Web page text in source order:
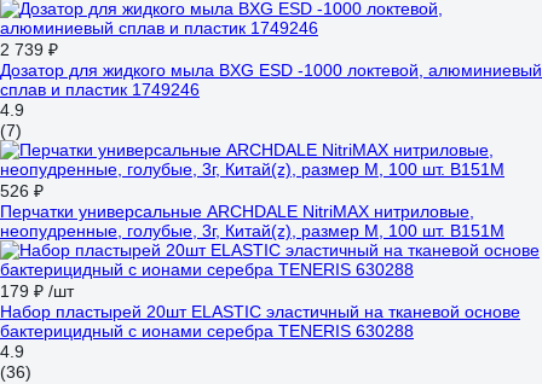
2 739 ₽
Дозатор для жидкого мыла BXG ESD -1000 локтевой, алюминиевый
сплав и пластик 1749246
4.9
(7)
526 ₽
Перчатки универсальные ARCHDALE NitriMAX нитриловые,
неопудренные, голубые, 3г, Китай(z), размер M, 100 шт. B151M
179 ₽ /шт
Набор пластырей 20шт ELASTIC эластичный на тканевой основе
бактерицидный с ионами серебра TENERIS 630288
4.9
(36)